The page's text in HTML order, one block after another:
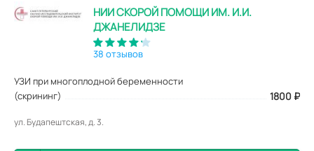
НИИ СКОРОЙ ПОМОЩИ ИМ. И.И.
ДЖАНЕЛИДЗЕ
38 отзывов
УЗИ при многоплодной беременности
(скрининг)
1800 ₽
ул. Будапештская, д. 3.